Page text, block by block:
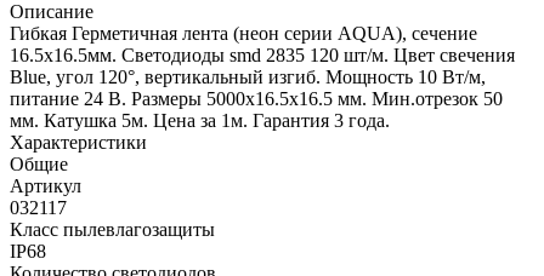
Описание
Гибкая Герметичная лента (неон серии AQUA), сечение
16.5х16.5мм. Светодиоды smd 2835 120 шт/м. Цвет свечения
Blue, угол 120°, вертикальный изгиб. Мощность 10 Вт/м,
питание 24 В. Размеры 5000х16.5х16.5 мм. Мин.отрезок 50
мм. Катушка 5м. Цена за 1м. Гарантия 3 года.
Характеристики
Общие
Артикул
032117
Класс пылевлагозащиты
IP68